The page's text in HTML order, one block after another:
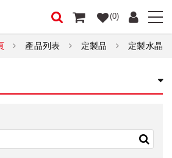
(0)
產品列表 定製品 定製水晶